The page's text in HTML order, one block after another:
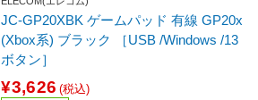
JC-GP20XBK ゲームパッド 有線 GP20x
(Xbox系) ブラック ［USB /Windows /13
ボタン］
¥3,626 (税込)